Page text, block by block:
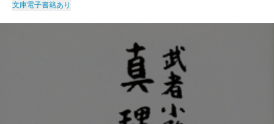
文庫電子書籍あり